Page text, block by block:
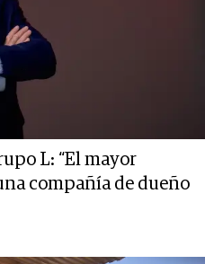
L: “El mayor
compañía de dueño